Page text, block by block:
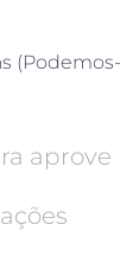
(Podemos-
aprove